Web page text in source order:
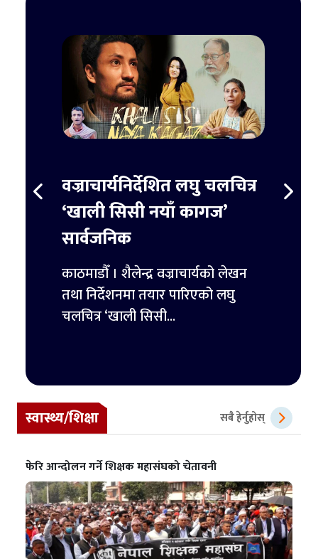
वज्राचार्यनिर्देशित लघु चलचित्र
‘खाली सिसी नयाँ कागज’
सार्वजनिक
काठमाडौँ । शैलेन्द्र वज्राचार्यको लेखन
तथा निर्देशनमा तयार पारिएको लघु
चलचित्र ‘खाली सिसी...
स्वास्थ्य/शिक्षा सबै हेर्नुहोस्
फेरि आन्दोलन गर्ने शिक्षक महासंघको चेतावनी